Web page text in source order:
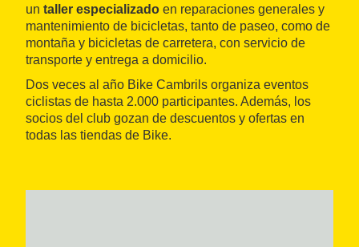
un taller especializado en reparaciones generales y
mantenimiento de bicicletas, tanto de paseo, como de
montaña y bicicletas de carretera, con servicio de
transporte y entrega a domicilio.
Dos veces al año Bike Cambrils organiza eventos
ciclistas de hasta 2.000 participantes. Además, los
socios del club gozan de descuentos y ofertas en
todas las tiendas de Bike.